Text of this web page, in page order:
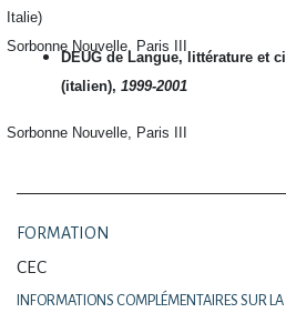
Italie)
Sorbonne Nouvelle, Paris III
DEUG de Langue, littérature et
(italien), 1999-2001
Sorbonne Nouvelle, Paris III
FORMATION
CEC
INFORMATIONS COMPLÉMENTAIRES SUR